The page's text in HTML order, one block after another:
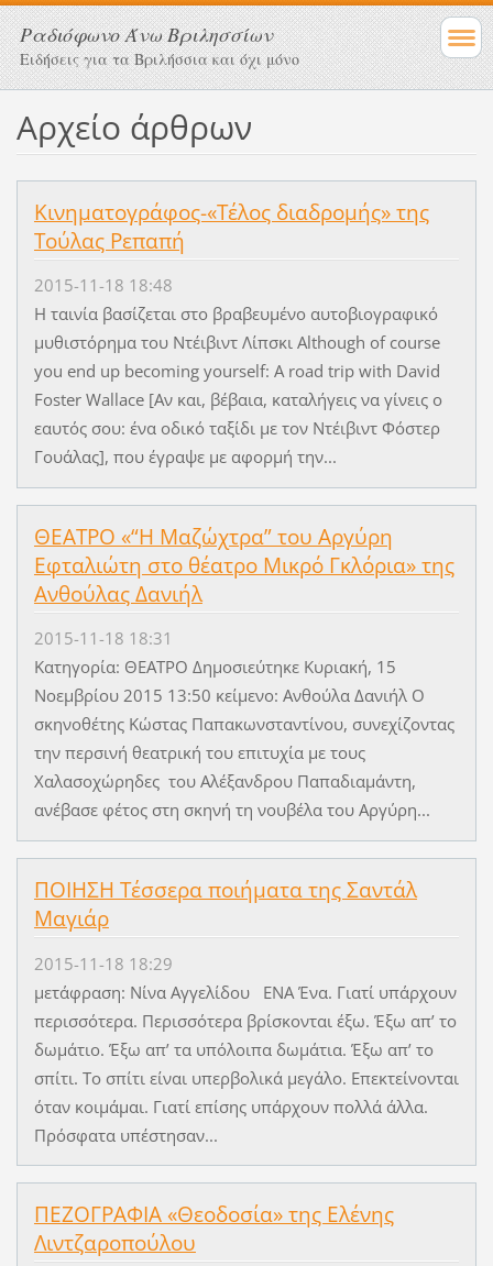
Ραδιόφωνο Άνω Βριλησσίων
Ειδήσεις για τα Βριλήσσια και όχι μόνο
Αρχείο άρθρων
Κινηματογράφος-«Τέλος διαδρομής» της
Τούλας Ρεπαπή
2015-11-18 18:48
Η ταινία βασίζεται στο βραβευμένο αυτοβιογραφικό
μυθιστόρημα του Ντέιβιντ Λίπσκι Although of course
you end up becoming yourself: A road trip with David
Foster Wallace [Αν και, βέβαια, καταλήγεις να γίνεις ο
εαυτός σου: ένα οδικό ταξίδι με τον Ντέιβιντ Φόστερ
Γουάλας], που έγραψε με αφορμή την...
ΘΕΑΤΡΟ «“H Μαζώχτρα” του Αργύρη
Εφταλιώτη στο θέατρο Μικρό Γκλόρια» της
Ανθούλας Δανιήλ
2015-11-18 18:31
Κατηγορία: ΘΕΑΤΡΟ Δημοσιεύτηκε Κυριακή, 15
Νοεμβρίου 2015 13:50 κείμενο: Ανθούλα Δανιήλ Ο
σκηνοθέτης Κώστας Παπακωνσταντίνου, συνεχίζοντας
την περσινή θεατρική του επιτυχία με τους
Χαλασοχώρηδες του Αλέξανδρου Παπαδιαμάντη,
ανέβασε φέτος στη σκηνή τη νουβέλα του Αργύρη...
ΠΟΙΗΣΗ Τέσσερα ποιήματα της Σαντάλ
Μαγιάρ
2015-11-18 18:29
μετάφραση: Νίνα Αγγελίδου ΕΝΑ Ένα. Γιατί υπάρχουν
περισσότερα. Περισσότερα βρίσκονται έξω. Έξω απ’ το
δωμάτιο. Έξω απ’ τα υπόλοιπα δωμάτια. Έξω απ’ το
σπίτι. Το σπίτι είναι υπερβολικά μεγάλο. Επεκτείνονται
όταν κοιμάμαι. Γιατί επίσης υπάρχουν πολλά άλλα.
Πρόσφατα υπέστησαν...
ΠΕΖΟΓΡΑΦΙΑ «Θεοδοσία» της Ελένης
Λιντζαροπούλου